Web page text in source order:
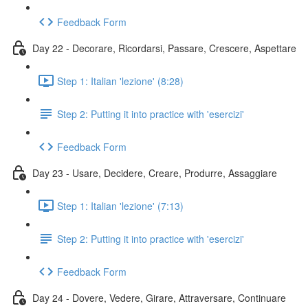
Feedback Form
Day 22 - Decorare, Ricordarsi, Passare, Crescere, Aspettare
Step 1: Italian 'lezione' (8:28)
Step 2: Putting it into practice with 'esercizi'
Feedback Form
Day 23 - Usare, Decidere, Creare, Produrre, Assaggiare
Step 1: Italian 'lezione' (7:13)
Step 2: Putting it into practice with 'esercizi'
Feedback Form
Day 24 - Dovere, Vedere, Girare, Attraversare, Continuare